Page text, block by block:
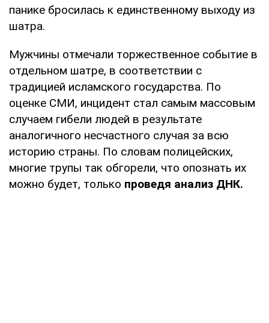
панике бросилась к единственному выходу из
шатра.
Мужчины отмечали торжественное событие в
отдельном шатре, в соответствии с
традицией исламского государства. По
оценке СМИ, инцидент стал самым массовым
случаем гибели людей в результате
аналогичного несчастного случая за всю
историю страны. По словам полицейских,
многие трупы так обгорели, что опознать их
можно будет, только проведя анализ ДНК.